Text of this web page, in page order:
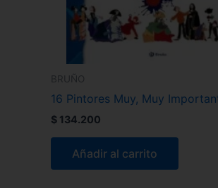
BRUÑO
16 Pintores Muy, Muy
$ 134.200
Añadir al carrito